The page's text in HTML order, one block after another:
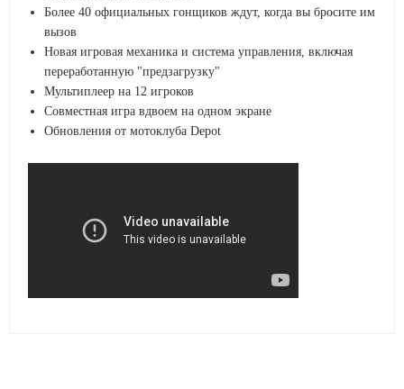
Более 40 официальных гонщиков ждут, когда вы бросите им
вызов
Новая игровая механика и система управления, включая
переработанную "предзагрузку"
Мультиплеер на 12 игроков
Совместная игра вдвоем на одном экране
Обновления от мотоклуба Depot